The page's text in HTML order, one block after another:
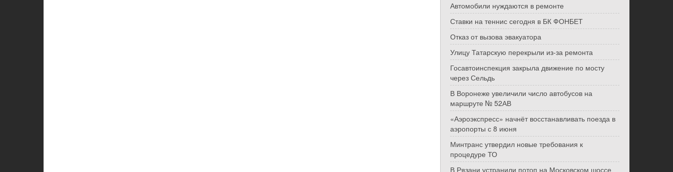
Автомобили нуждаются в ремонте
Ставки на теннис сегодня в БК ФОНБЕТ
Отказ от вызова эвакуатора
Улицу Татарскую перекрыли из-за ремонта
Госавтоинспекция закрыла движение по мосту
через Сельдь
В Воронеже увеличили число автобусов на
маршруте № 52АВ
«Аэроэкспресс» начнёт восстанавливать поезда в
аэропорты с 8 июня
Минтранс утвердил новые требования к
процедуре ТО
В Рязани устранили потоп на Московском шоссе